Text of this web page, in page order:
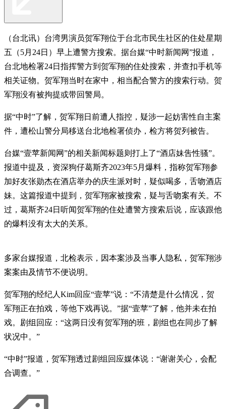
（台北讯）台湾男演员贺军翔位于台北市民生社区的住处星期
五（5月24日）早上遭警方搜索。据台媒“中时新闻网”报道，
台北地检署24日指挥警方到贺军翔的住处搜索，并查扣手机等
相关证物。贺军翔当时在家中，相当配合警方的搜索行动。贺
军翔没有被拘提或带回警局。
据“中时”了解，贺军翔日前遭人指控，疑涉一起妨害性自主案
件，遭松山警分局移送台北地检署侦办，检方将贺列被告。
台媒“壹苹新闻网”的相关新闻标题则打上了“酒店妹吿性骚”。
报道中提及，资深狗仔葛斯齐2023年5月爆料，指称贺军翔参
加好友张勋杰在酒店举办的庆生派对时，疑似喝多，舌吻酒店
妹。这篇报道中提到，贺军翔家被搜索，疑与舌吻案有关。不
过，葛斯齐24日听闻贺军翔的住处遭警方搜索后说，应该跟他
的爆料没有太大的关系。
多家台媒报道，北检表示，因本案涉及当事人隐私，贺军翔涉
案案由及情节不便说明。
贺军翔的经纪人Kim回应“壹苹”说：“不清楚是什么情况，贺
军翔正在拍戏，等他下戏再说。”据“壹苹”了解，他并未在拍
戏。剧组回应：“这两日没有贺军翔的班，剧组也在同步了解
状况中。”
“中时”报道，贺军翔透过剧组回应媒体说：“谢谢关心，会配
合调查。”